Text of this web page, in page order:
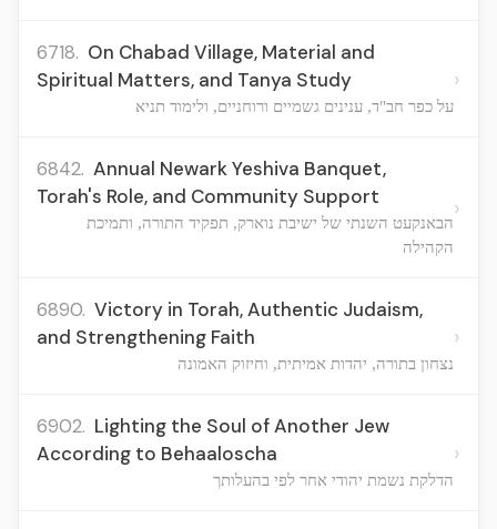
6718. On Chabad Village, Material and
Spiritual Matters, and Tanya Study
על כפר חב"ד, ענינים גשמיים ורוחניים, ולימוד תניא
›
6842. Annual Newark Yeshiva Banquet,
Torah's Role, and Community Support
הבאנקעט השנתי של ישיבת נוארק, תפקיד התורה, ותמיכת
הקהילה
›
6890. Victory in Torah, Authentic Judaism,
and Strengthening Faith
נצחון בתורה, יהדות אמיתית, וחיזוק האמונה
›
6902. Lighting the Soul of Another Jew
According to Behaaloscha
הדלקת נשמת יהודי אחר לפי בהעלותך
›